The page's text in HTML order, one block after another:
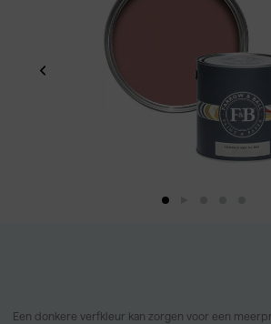
Een donkere verfkleur kan zorgen voor een